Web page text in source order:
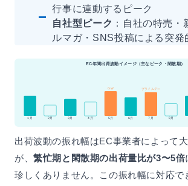
行事に連動するピーク
自社型ピーク ：自社の特売・
ルマガ・SNS投稿による突発
EC年間出荷波動イメージ（主なピーク・閑散期）
1月 2月 3月 4月 5月 6月 7月 8月
GW プライムデー
出荷波動の振れ幅はEC事業者によって
が、繁忙期と閑散期の出荷量比が3〜5倍
珍しくありません。この振れ幅に対応で